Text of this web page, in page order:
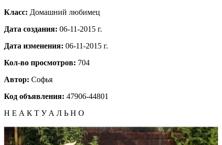
Класс: Домашний любимец
Дата создания: 06-11-2015 г.
Дата изменения: 06-11-2015 г.
Кол-во просмотров: 704
Автор: Софья
Код объявления: 47906-44801
Н Е А К Т У А Л Ь Н О